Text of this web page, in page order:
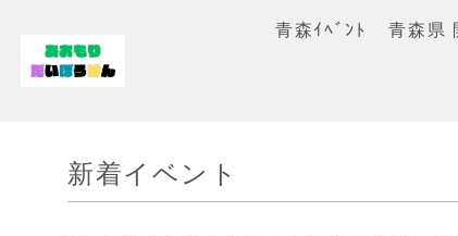
青森ｲﾍﾞﾝﾄ 青森県
新着イベント